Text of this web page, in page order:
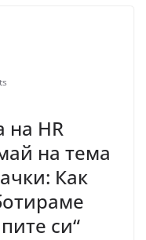
HR
на тема
Как
си“